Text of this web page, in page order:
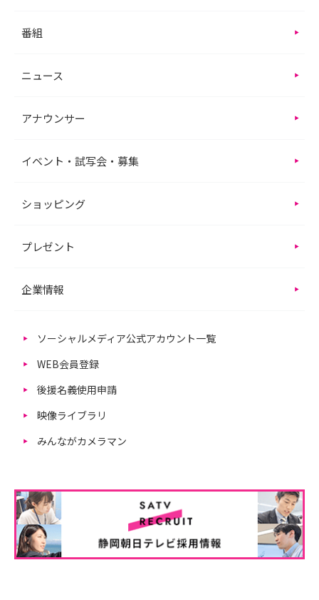
番組
ニュース
アナウンサー
イベント・試写会・募集
ショッピング
プレゼント
企業情報
ソーシャルメディア公式アカウント一覧
WEB会員登録
後援名義使用申請
映像ライブラリ
みんながカメラマン